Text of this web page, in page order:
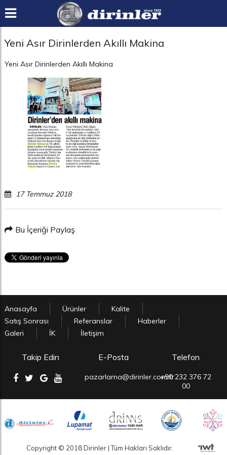
Yeni Asır Dirinlerden Akıllı Makina
Yeni Asır Dirinlerden Akıllı Makina
17 Temmuz 2018
Bu İçeriği Paylaş
Anasayfa Ürünler
Kalite
Satış Sonrası
Referanslar
Haberler
Galeri
İK İletişim
Takip Edin E-Posta
pazarlama@dirinler.com.tr
Telefon
+90 232 376 72
00
Copyright © 2018 Dirinler | Tüm Hakları Saklıdır.